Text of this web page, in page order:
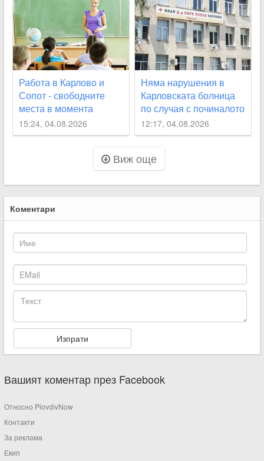
Работа в Карлово и
Сопот - свободните
места в момента
15:24, 04.08.2026
Няма нарушения в
Карловската болница
по случая с починалото
бебе
12:17, 04.08.2026
Виж още
Коментари
Вашият коментар през Facebook
Относно PlovdivNow
Контакти
За реклама
Екип